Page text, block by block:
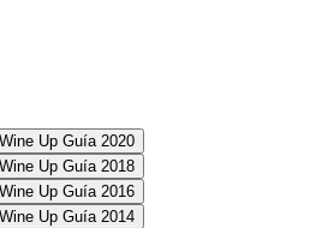
Wine Up Guía 2020
Wine Up Guía 2018
Wine Up Guía 2016
Wine Up Guía 2014